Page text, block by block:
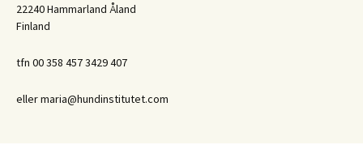
22240 Hammarland Åland
Finland
tfn 00 358 457 3429 407
eller maria@hundinstitutet.com